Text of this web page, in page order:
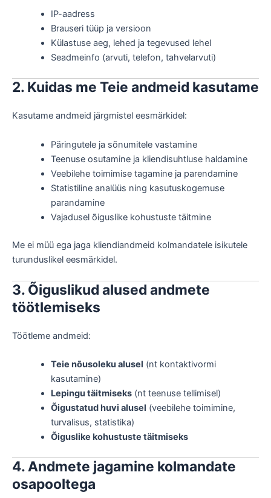
IP-aadress
Brauseri tüüp ja versioon
Külastuse aeg, lehed ja tegevused lehel
Seadmeinfo (arvuti, telefon, tahvelarvuti)
2. Kuidas me Teie andmeid kasutame
Kasutame andmeid järgmistel eesmärkidel:
Päringutele ja sõnumitele vastamine
Teenuse osutamine ja kliendisuhtluse haldamine
Veebilehe toimimise tagamine ja parendamine
Statistiline analüüs ning kasutuskogemuse
parandamine
Vajadusel õiguslike kohustuste täitmine
Me ei müü ega jaga kliendiandmeid kolmandatele isikutele
turunduslikel eesmärkidel.
3. Õiguslikud alused andmete
töötlemiseks
Töötleme andmeid:
Teie nõusoleku alusel (nt kontaktivormi
kasutamine)
Lepingu täitmiseks(nt teenuse tellimisel)
Õigustatud huvi alusel (veebilehe toimimine,
turvalisus, statistika)
Õiguslike kohustuste täitmiseks
4. Andmete jagamine kolmandate
osapooltega